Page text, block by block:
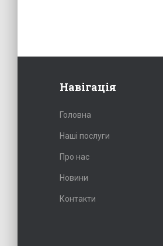
Навігація
Головна
Наші послуги
Про нас
Новини
Контакти